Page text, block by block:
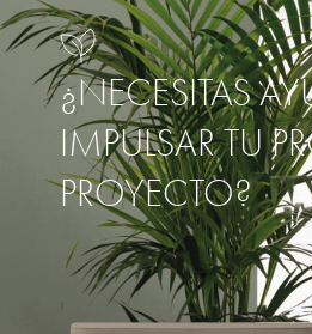
¿NECESITAS
IMPULSAR TU
PROYECTO?